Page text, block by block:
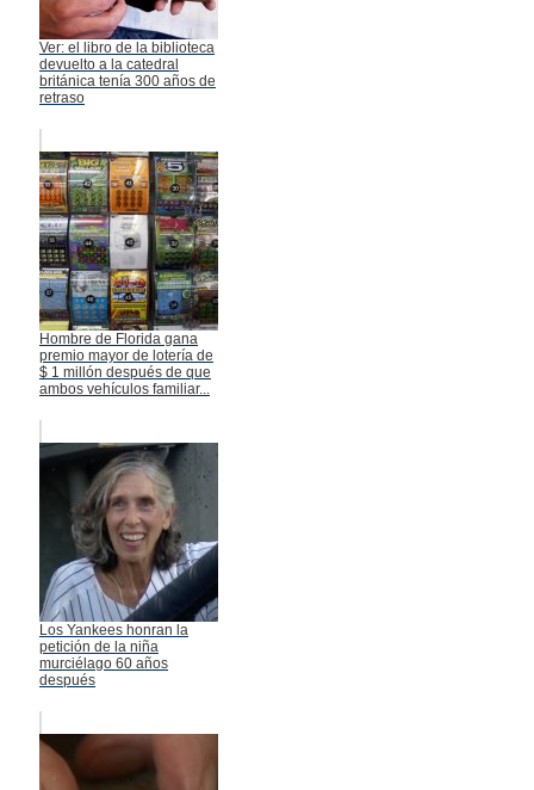
Ver: el libro de la biblioteca
devuelto a la catedral
británica tenía 300 años de
retraso
Hombre de Florida gana
premio mayor de lotería de
$ 1 millón después de que
ambos vehículos familiar...
Los Yankees honran la
petición de la niña
murciélago 60 años
después